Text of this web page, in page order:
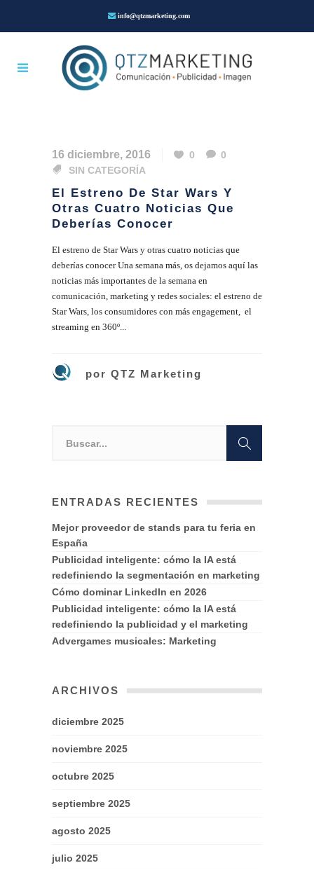
info@qtzmarketing.com
16 diciembre, 2016 0
0
SIN CATEGORÍA
El Estreno De Star Wars Y
Otras Cuatro Noticias Que
Deberías Conocer
El estreno de Star Wars y otras cuatro noticias que
deberías conocer Una semana más, os dejamos aquí las
noticias más importantes de la semana en
comunicación, marketing y redes sociales: el estreno de
Star Wars, los consumidores con más engagement, el
streaming en 360º...
por QTZ Marketing
ENTRADAS RECIENTES
Mejor proveedor de stands para tu feria en
España
Publicidad inteligente: cómo la IA está
redefiniendo la segmentación en marketing
Cómo dominar LinkedIn en 2026
Publicidad inteligente: cómo la IA está
redefiniendo la publicidad y el marketing
Advergames musicales: Marketing
ARCHIVOS
diciembre 2025
noviembre 2025
octubre 2025
septiembre 2025
agosto 2025
julio 2025